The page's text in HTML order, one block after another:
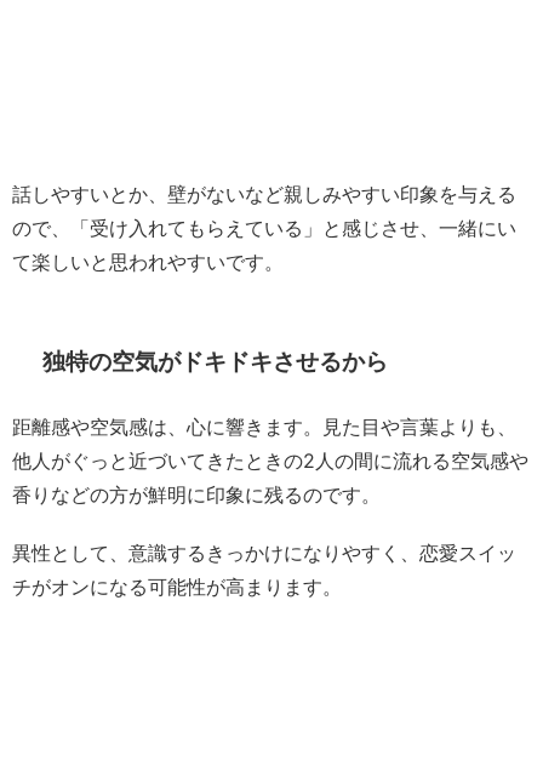
話しやすいとか、壁がないなど親しみやすい印象を与える
ので、「受け入れてもらえている」と感じさせ、一緒にい
て楽しいと思われやすいです。
独特の空気がドキドキさせるから
距離感や空気感は、心に響きます。見た目や言葉よりも、
他人がぐっと近づいてきたときの2人の間に流れる空気感や
香りなどの方が鮮明に印象に残るのです。
異性として、意識するきっかけになりやすく、恋愛スイッ
チがオンになる可能性が高まります。